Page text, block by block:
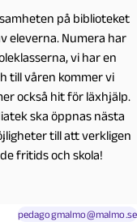
på biblioteket
eleverna. Numera har
vi har en
till våren kommer vi
också hit för läxhjälp.
ska öppnas nästa
till att verkligen
fritids och skola!
pedagogmalmo@malmo.se